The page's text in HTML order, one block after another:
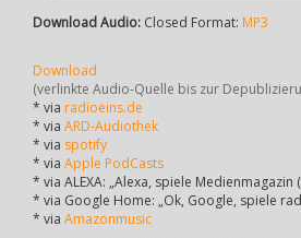
Download Audio: Closed Format: MP3
Download
(verlinkte Audio-Quelle bis zur
* via radioeins.de
* via ARD-Audiothek
* via spotify
* via Apple PodCasts
* via ALEXA: „Alexa, spiele Medienmagazin
* via Google Home: „Ok, Google, spiele
* via Amazonmusic